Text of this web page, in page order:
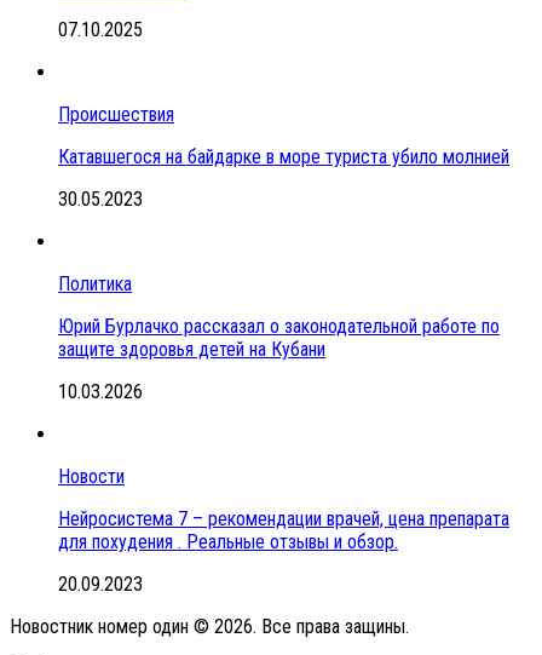
07.10.2025
Происшествия
Катавшегося на байдарке в море туриста убило молнией
30.05.2023
Политика
Юрий Бурлачко рассказал о законодательной работе по
защите здоровья детей на Кубани
10.03.2026
Новости
Нейросистема 7 – рекомендации врачей, цена препарата
для похудения . Реальные отзывы и обзор.
20.09.2023
Новостник номер один © 2026. Все права защины.